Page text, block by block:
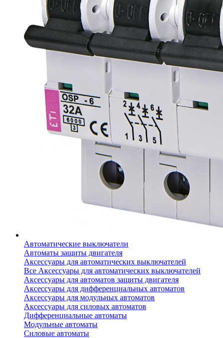
Автоматические выключатели
Автоматы защиты двигателя
Аксессуары для автоматических выключателей
Все Аксессуары для автоматических выключателей
Аксессуары для автоматов защиты двигателя
Аксессуары для дифференциальных автоматов
Аксессуары для модульных автоматов
Аксессуары для силовых автоматов
Дифференциальные автоматы
Модульные автоматы
Силовые автоматы